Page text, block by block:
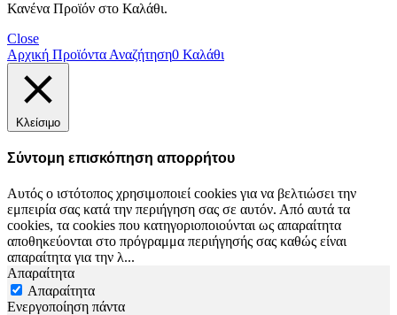
Κανένα Προϊόν στο Καλάθι.
Close
Αρχική Προϊόντα Αναζήτηση0 Καλάθι
Κλείσιμο
Σύντομη επισκόπηση απορρήτου
Αυτός ο ιστότοπος χρησιμοποιεί cookies για να βελτιώσει την
εμπειρία σας κατά την περιήγηση σας σε αυτόν. Από αυτά τα
cookies, τα cookies που κατηγοριοποιούνται ως απαραίτητα
αποθηκεύονται στο πρόγραμμα περιήγησής σας καθώς είναι
απαραίτητα για την λ...
Απαραίτητα
Απαραίτητα
Ενεργοποίηση πάντα